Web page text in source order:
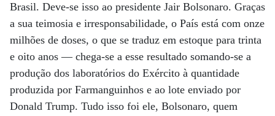
Brasil. Deve-se isso ao presidente Jair Bolsonaro. Graças
a sua teimosia e irresponsabilidade, o País está com onze
milhões de doses, o que se traduz em estoque para trinta
e oito anos — chega-se a esse resultado somando-se a
produção dos laboratórios do Exército à quantidade
produzida por Farmanguinhos e ao lote enviado por
Donald Trump. Tudo isso foi ele, Bolsonaro, quem